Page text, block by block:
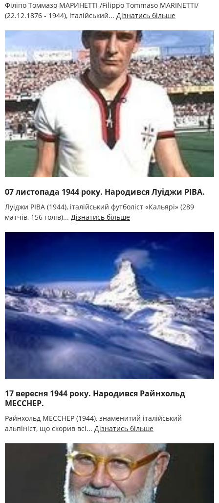
Філіпо Томмазо МАРИНЕТТІ /Filippo Tommaso MARINETTI/
(22.12.1876 - 1944), італійський... Дізнатись більше
07 листопада 1944 року. Народився Луіджи РІВА.
Луіджи РІВА (1944), італійський футболіст «Кальярі» (289
матчів, 156 голів)... Дізнатись більше
17 вересня 1944 року. Народився Райнхольд
МЕССНЕР.
Райнхольд МЕССНЕР (1944), знаменитий італійський
альпініст, що скорив всі... Дізнатись більше